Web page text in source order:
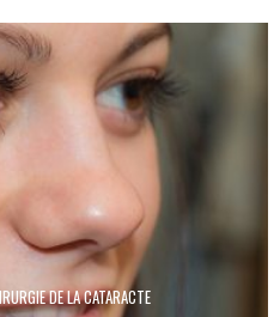
DE LA CATARACTE